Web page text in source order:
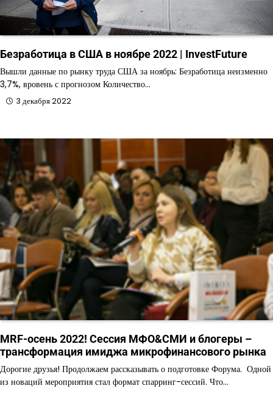
Безработица в США в ноябре 2022 | InvestFuture
Вышли данные по рынку труда США за ноябрь: Безработица неизменно
3,7%, вровень с прогнозом Количество…
3 декабря 2022
MRF-осень 2022! Сессия МФО&СМИ и блогеры –
трансформация имиджа микрофинансового рынка
Дорогие друзья! Продолжаем рассказывать о подготовке Форума. Одной
из новаций мероприятия стал формат спарринг-сессий. Что…